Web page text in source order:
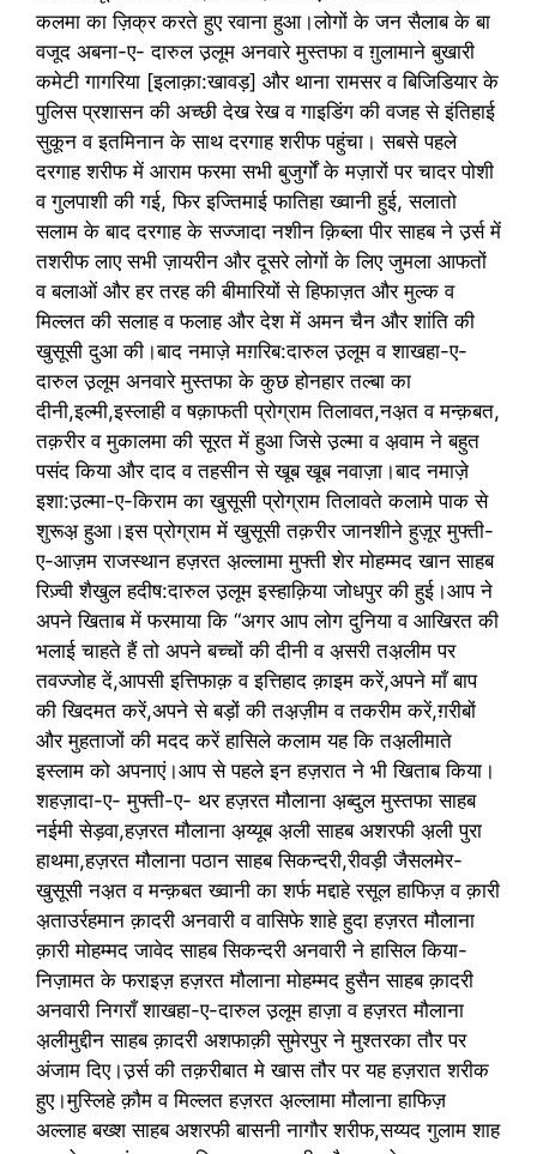
कलमा का ज़िक्र करते हुए रवाना हुआ।लोगों के जन सैलाब के बा
वजूद अबना-ए- दारुल उ़लूम अनवारे मुस्तफा व ग़ुलामाने बुखारी
कमेटी गागरिया [इलाक़ा:खावड़] और थाना रामसर व बिजिडियार के
पुलिस प्रशासन की अच्छी देख रेख व गाइडिंग की वजह से इंतिहाई
सुकून व इतमिनान के साथ दरगाह शरीफ पहुंचा। सबसे पहले
दरगाह शरीफ में आराम फरमा सभी बुजुर्गों के मज़ारों पर चादर पोशी
व गुलपाशी की गई, फिर इज्तिमाई फातिहा ख्वानी हुई, सलातो
सलाम के बाद दरगाह के सज्जादा नशीन क़िब्ला पीर साहब ने उ़र्स में
तशरीफ लाए सभी ज़ायरीन और दूसरे लोगों के लिए जुमला आफतों
व बलाओं और हर तरह की बीमारियों से हिफाज़त और मुल्क व
मिल्लत की सलाह व फलाह और देश में अमन चैन और शांति की
खुसूसी दुआ की।बाद नमाज़े मग़रिब:दारुल उ़लूम व शाखहा-ए-
दारुल उ़लूम अनवारे मुस्तफा के कुछ होनहार तल्बा का
दीनी,इल्मी,इस्लाही व षक़ाफती प्रोग्राम तिलावत,नअ़त व मन्क़बत,
तक़रीर व मुकालमा की सूरत में हुआ जिसे उ़ल्मा व अ़वाम ने बहुत
पसंद किया और दाद व तहसीन से खूब खूब नवाज़ा।बाद नमाज़े
इशा:उ़ल्मा-ए-किराम का खुसूसी प्रोग्राम तिलावते कलामे पाक से
शुरूअ़ हुआ।इस प्रोग्राम में खुसूसी तक़रीर जानशीने हुज़ूर मुफ्ती-
ए-आज़म राजस्थान हज़रत अ़ल्लामा मुफ्ती शेर मोहम्मद खान साहब
रिज़्वी शैखुल हदीष:दारुल उ़लूम इस्हाक़िया जोधपुर की हुई।आप ने
अपने खिताब में फरमाया कि “अगर आप लोग दुनिया व आखिरत की
भलाई चाहते हैं तो अपने बच्चों की दीनी व अ़सरी तअ़लीम पर
तवज्जोह दें,आपसी इत्तिफाक़ व इत्तिहाद क़ाइम करें,अपने माँ बाप
की खिदमत करें,अपने से बड़ों की तअ़ज़ीम व तकरीम करें,ग़रीबों
और मुहताजों की मदद करें हासिले कलाम यह कि तअ़लीमाते
इस्लाम को अपनाएं।आप से पहले इन हज़रात ने भी खिताब किया।
शहज़ादा-ए- मुफ्ती-ए- थर हज़रत मौलाना अ़ब्दुल मुस्तफा साहब
नईमी सेड़वा,हज़रत मौलाना अ़य्यूब अ़ली साहब अशरफी अ़ली पुरा
हाथमा,हज़रत मौलाना पठान साहब सिकन्दरी,रीवड़ी जैसलमेर-
खुसूसी नअ़त व मन्क़बत ख्वानी का शर्फ मद्दाहे रसूल हाफिज़ व क़ारी
अ़ताउर्रहमान क़ादरी अनवारी व वासिफे शाहे हुदा हज़रत मौलाना
क़ारी मोहम्मद जावेद साहब सिकन्दरी अनवारी ने हासिल किया-
निज़ामत के फराइज़ हज़रत मौलाना मोहम्मद हुसैन साहब क़ादरी
अनवारी निगराँ शाखहा-ए-दारुल उ़लूम हाज़ा व हज़रत मौलाना
अ़लीमुद्दीन साहब क़ादरी अशफाक़ी सुमेरपुर ने मुश्तरका तौर पर
अंजाम दिए।उ़र्स की तक़रीबात मे खास तौर पर यह हज़रात शरीक
हुए।मुस्लिहे क़ौम व मिल्लत हज़रत अ़ल्लामा मौलाना हाफिज़
अल्लाह बख्श साहब अशरफी बासनी नागौर शरीफ,सय्यद गुलाम शाह